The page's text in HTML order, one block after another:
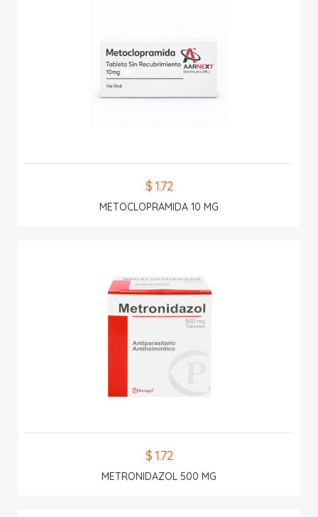
$ 1.72
METOCLOPRAMIDA 10 MG
$ 1.72
METRONIDAZOL 500 MG